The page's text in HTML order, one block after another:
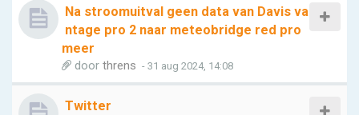
Na stroomuitval geen data van Davis va
ntage pro 2 naar meteobridge red pro
meer
door threns - 31 aug 2024, 14:08
Twitter